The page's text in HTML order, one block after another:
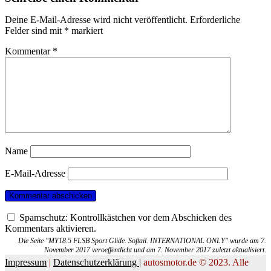
Deine E-Mail-Adresse wird nicht veröffentlicht. Erforderliche
Felder sind mit * markiert
Kommentar *
Name
E-Mail-Adresse
Spamschutz: Kontrollkästchen vor dem Abschicken des
Kommentars aktivieren.
Die Seite "MY18.5 FLSB Sport Glide. Softail. INTERNATIONAL ONLY" wurde am 7.
November 2017 veroeffentlicht und am 7. November 2017 zuletzt aktualisiert.
Impressum | Datenschutzerklärung | autosmotor.de © 2023. Alle